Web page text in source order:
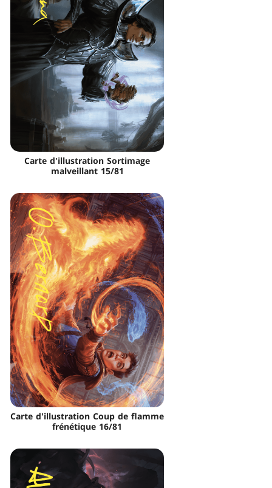
Carte d'illustration Sortimage
malveillant 15/81
Carte d'illustration Coup de flamme
frénétique 16/81